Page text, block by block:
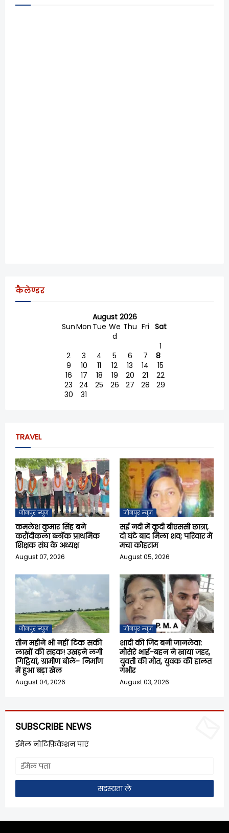
कैलेण्डर
August 2026
SunMon Tue We
d
Thu Fri Sat
1
2
3 4 5 6 7
8
9
10 11 12 13 14
15
16
17 18 19 20 21
22
23
24 25 26 27 28
29
30
31
TRAVEL
जौनपुर न्यूज़
कमलेश कुमार सिंह बने
करौंदीकला ब्लॉक प्राथमिक
शिक्षक संघ के अध्यक्ष
August 07, 2026
जौनपुर न्यूज़
सई नदी में कूदी बीएससी छात्रा,
दो घंटे बाद मिला शव; परिवार में
मचा कोहराम
August 05, 2026
जौनपुर न्यूज़
तीन महीने भी नहीं टिक सकी
लाखों की सड़क! उखड़ने लगी
गिट्टियां, ग्रामीण बोले- निर्माण
में हुआ बड़ा खेल
August 04, 2026
जौनपुर न्यूज़
शादी की जिद बनी जानलेवा:
मौसेरे भाई-बहन ने खाया जहर,
युवती की मौत, युवक की हालत
गंभीर
August 03, 2026
SUBSCRIBE NEWS
ईमेल नोटिफ़िकेशन पाएं